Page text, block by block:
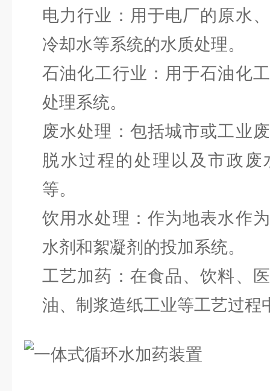
电力行业：用于电厂的原水
冷却水等系统的水质处理。
石油化工行业：用于石油化
处理系统。
废水处理：包括城市或工业
脱水过程的处理以及市政
等。
饮用水处理：作为地表水作
水剂和絮凝剂的投加系统。
工艺加药：在食品、饮料、
油、制浆造纸工业等工艺过程